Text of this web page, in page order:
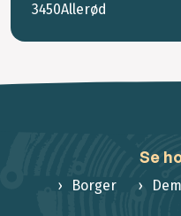
3450Allerød
Se
Borger